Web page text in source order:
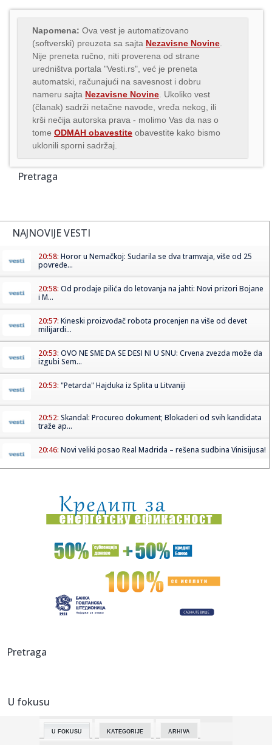
Napomena: Ova vest je automatizovano
(softverski) preuzeta sa sajta Nezavisne Novine
Nije preneta ručno, niti proverena od strane
uredništva portala "Vesti.rs", već je preneta
automatski, računajući na savesnost i dobru
nameru sajta Nezavisne Novine . Ukoliko vest
(članak) sadrži netačne navode, vređa nekog, ili
krši nečija autorska prava - molimo Vas da nas o
tome ODMAH obavestite obavestite kako bismo
uklonili sporni sadržaj.
Pretraga
NAJNOVIJE VESTI
20:58: Horor u Nemačkoj: Sudarila se dva tramvaja, više od 25
povređe...
20:58: Od prodaje pilića do letovanja na jahti: Novi prizori Bojane
i M...
20:57: Kineski proizvođač robota procenjen na više od devet
milijardi...
20:53: OVO NE SME DA SE DESI NI U SNU: Crvena zvezda može da
izgubi Sem...
20:53: "Petarda" Hajduka iz Splita u Litvaniji
20:52: Skandal: Procureo dokument; Blokaderi od svih kandidata
traže ap...
20:46: Novi veliki posao Real Madrida – rešena sudbina Vinisijusa!
20:45:Vučić najavio veliki skup u Novom Sadu: Očekujem pobedu
na niv...
20:44:Fotelja mu visi o koncu: Zbog čega se republikanci okreću
proti...
Ako postoji jedan komad koji ćete nositi godinama, to je
20:37:PARKER NE ODUSTAJE OD SNA: Želi ono što Asvel čeka
20:28:
20:27:
Smailagić je predstavljen - više nema dileme gde nastavlja
Pretraga
U fokusu
U FOKUSU KATEGORIJE ARHIVA